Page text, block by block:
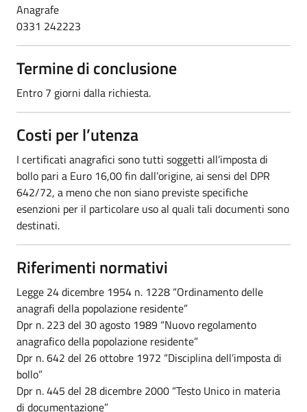
Anagrafe
0331 242223
Termine di conclusione
Entro 7 giorni dalla richiesta.
Costi per l’utenza
I certificati anagrafici sono tutti soggetti all’imposta di
bollo pari a Euro 16,00 fin dall’origine, ai sensi del DPR
642/72, a meno che non siano previste specifiche
esenzioni per il particolare uso al quali tali documenti sono
destinati.
Riferimenti normativi
Legge 24 dicembre 1954 n. 1228 “Ordinamento delle
anagrafi della popolazione residente”
Dpr n. 223 del 30 agosto 1989 “Nuovo regolamento
anagrafico della popolazione residente”
Dpr n. 642 del 26 ottobre 1972 “Disciplina dell’imposta di
bollo”
Dpr n. 445 del 28 dicembre 2000 “Testo Unico in materia
di documentazione”